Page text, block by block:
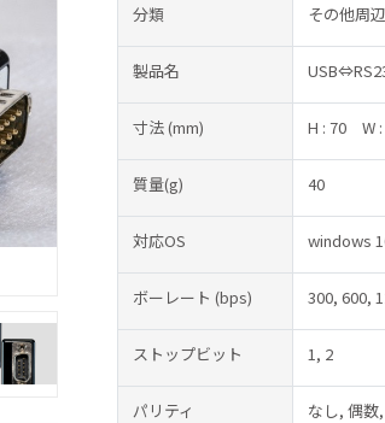
分類 その他周
製品名
寸法(mm) H : 70 W
質量(g) 40
対応OS windows
ボーレート (bps) 300, 600,
ストップビット 1, 2
パリティ なし, 偶数